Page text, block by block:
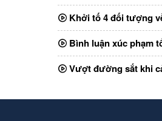
Khởi tố 4 đối tượng
Bình luận xúc phạm
Vượt đường sắt khi